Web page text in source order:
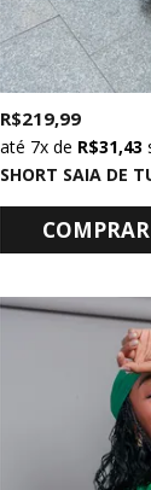
SHORT SAIA DE
R$ 219,99
7xde R$ 31,43
COMPRAR